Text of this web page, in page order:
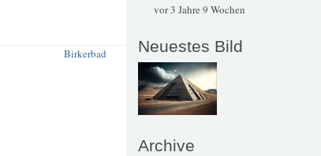
Birkerbad
vor 3 Jahre 9 Wochen
Neuestes Bild
Archive